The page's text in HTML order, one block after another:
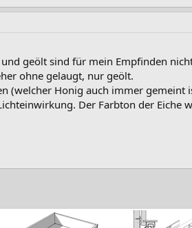
geölt sind für mein Empfinden
ohne gelaugt, nur geölt.
(welcher Honig auch immer
Der Farbton der